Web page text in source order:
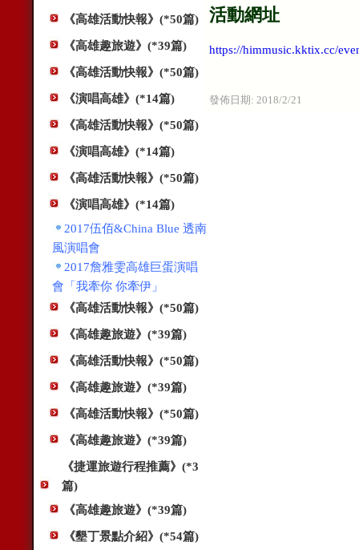
《高雄活動快報》(*50篇)
《高雄趣旅遊》(*39篇)
《高雄活動快報》(*50篇)
《演唱高雄》(*14篇)
《高雄活動快報》(*50篇)
《演唱高雄》(*14篇)
《高雄活動快報》(*50篇)
《演唱高雄》(*14篇)
2017伍佰&China Blue 透南
風演唱會
2017詹雅雯高雄巨蛋演唱
會「我牽你 你牽伊」
《高雄活動快報》(*50篇)
《高雄趣旅遊》(*39篇)
《高雄活動快報》(*50篇)
《高雄趣旅遊》(*39篇)
《高雄活動快報》(*50篇)
《高雄趣旅遊》(*39篇)
《捷運旅遊行程推薦》(*3
篇)
《高雄趣旅遊》(*39篇)
《墾丁景點介紹》(*54篇)
活動網址
https://himmusic.kktix.cc/
發佈日期: 2018/2/21